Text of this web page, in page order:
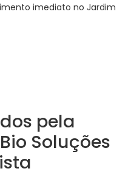
imediato no Jardim
pela
Soluções